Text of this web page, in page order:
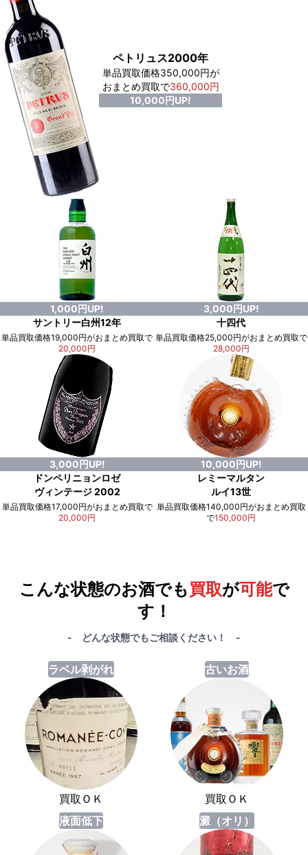
ペトリュス2000年
単品買取価格350,000円が
おまとめ買取で360,000円
10,000円UP!
1,000円UP!
サントリー白州12年
単品買取価格19,000円がおまとめ買取で
20,000円
3,000円UP!
十四代
単品買取価格25,000円がおまとめ買取で
28,000円
3,000円UP!
ドンペリニョンロゼ
ヴィンテージ 2002
単品買取価格17,000円がおまとめ買取で
20,000円
10,000円UP!
レミーマルタン
ルイ13世
単品買取価格140,000円がおまとめ買取
で150,000円
こんな状態のお酒でも買取が可能で
す！
- どんな状態でもご相談ください！ -
ラベル剥がれ
買取ＯＫ
古いお酒
買取ＯＫ
液面低下
澱（オリ）